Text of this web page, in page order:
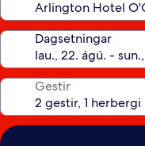
Dagsetningar
Gestir